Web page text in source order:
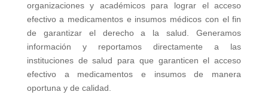
organizaciones y académicos para lograr el acceso
efectivo a medicamentos e insumos médicos con el fin
de garantizar el derecho a la salud. Generamos
información y reportamos directamente a las
instituciones de salud para que garanticen el acceso
efectivo a medicamentos e insumos de manera
oportuna y de calidad.